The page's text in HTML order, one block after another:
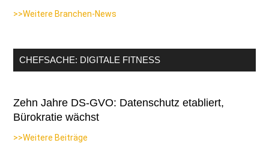
>>Weitere Branchen-News
CHEFSACHE: DIGITALE FITNESS
Zehn Jahre DS-GVO: Datenschutz etabliert,
Bürokratie wächst
>>Weitere Beiträge